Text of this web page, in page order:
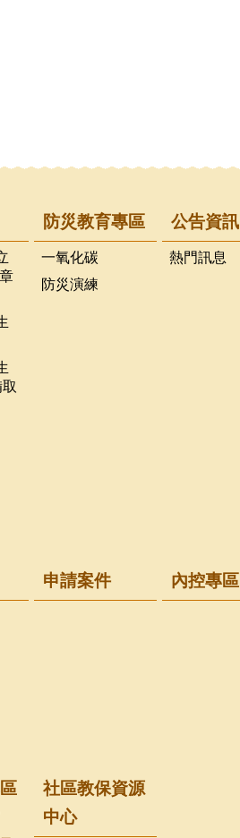
防災教育專區
一氧化碳
防災演練
公告資訊
熱門訊息
申請案件 內控專區
社區教保資源
中心